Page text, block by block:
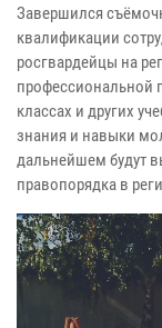
Завершился
квалификации
росгвардейцы на
профессиональной
классах и других
знания и навыки
дальнейшем будут
правопорядка в